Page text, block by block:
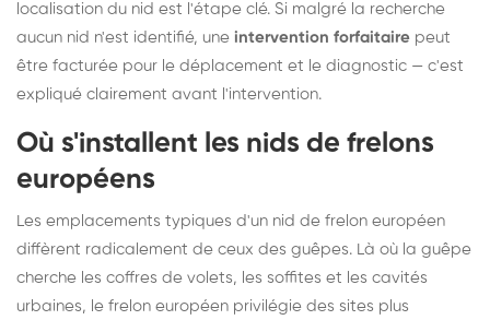
localisation du nid est l'étape clé. Si malgré la recherche
aucun nid n'est identifié, une intervention forfaitaire peut
être facturée pour le déplacement et le diagnostic — c'est
expliqué clairement avant l'intervention.
Où s'installent les nids de frelons
européens
Les emplacements typiques d'un nid de frelon européen
diffèrent radicalement de ceux des guêpes. Là où la guêpe
cherche les coffres de volets, les soffites et les cavités
urbaines, le frelon européen privilégie des sites plus